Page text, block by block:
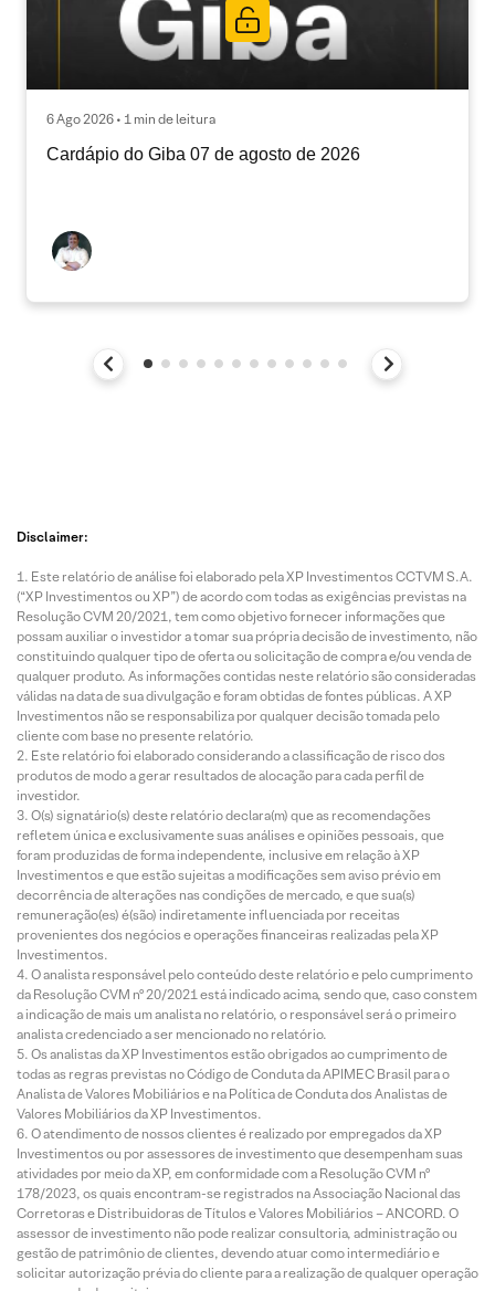
6 Ago 2026 • 1 min de leitura
Cardápio do Giba 07 de agosto de 2026
Disclaimer:
Este relatório de análise foi elaborado pela XP Investimentos CCTVM S.A.
(“XP Investimentos ou XP”) de acordo com todas as exigências previstas na
Resolução CVM 20/2021, tem como objetivo fornecer informações que
possam auxiliar o investidor a tomar sua própria decisão de investimento, não
constituindo qualquer tipo de oferta ou solicitação de compra e/ou venda de
qualquer produto. As informações contidas neste relatório são consideradas
válidas na data de sua divulgação e foram obtidas de fontes públicas. A XP
Investimentos não se responsabiliza por qualquer decisão tomada pelo
cliente com base no presente relatório.
Este relatório foi elaborado considerando a classificação de risco dos
produtos de modo a gerar resultados de alocação para cada perfil de
investidor.
O(s) signatário(s) deste relatório declara(m) que as recomendações
refletem única e exclusivamente suas análises e opiniões pessoais, que
foram produzidas de forma independente, inclusive em relação à XP
Investimentos e que estão sujeitas a modificações sem aviso prévio em
decorrência de alterações nas condições de mercado, e que sua(s)
remuneração(es) é(são) indiretamente influenciada por receitas
provenientes dos negócios e operações financeiras realizadas pela XP
Investimentos.
O analista responsável pelo conteúdo deste relatório e pelo cumprimento
da Resolução CVM nº 20/2021 está indicado acima, sendo que, caso constem
a indicação de mais um analista no relatório, o responsável será o primeiro
analista credenciado a ser mencionado no relatório.
Os analistas da XP Investimentos estão obrigados ao cumprimento de
todas as regras previstas no Código de Conduta da APIMEC Brasil para o
Analista de Valores Mobiliários e na Política de Conduta dos Analistas de
Valores Mobiliários da XP Investimentos.
O atendimento de nossos clientes é realizado por empregados da XP
Investimentos ou por assessores de investimento que desempenham suas
atividades por meio da XP, em conformidade com a Resolução CVM nº
178/2023, os quais encontram-se registrados na Associação Nacional das
Corretoras e Distribuidoras de Títulos e Valores Mobiliários – ANCORD. O
assessor de investimento não pode realizar consultoria, administração ou
gestão de patrimônio de clientes, devendo atuar como intermediário e
solicitar autorização prévia do cliente para a realização de qualquer operação